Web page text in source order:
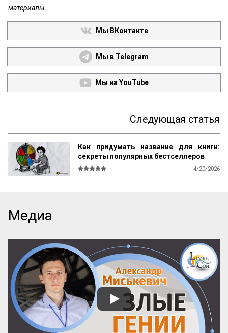
материалы.
Мы ВКонтакте
Мы в Telegram
Мы на YouTube
Следующая статья
Как придумать название для книги:
секреты популярных бестселлеров
4/20/2026
название! А ведь именно название, а
вовсе не содержание, приносит книге
успех! Кто думает иначе — пусть
проведет простой эксперимент: спросит
у кого угодно, какая книга более
знаменита: про черта в городе или про
джинна в деревне? Никто вам ничего
вразумительного не скажет. Но если
поставить вопрос иначе: какая книга
более знаменита: «‎Мастер и Маргарита»
или «...
Медиа